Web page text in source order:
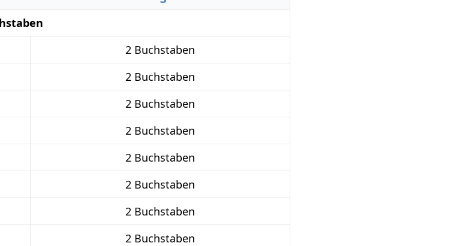
2 Buchstaben
2 Buchstaben
2 Buchstaben
2 Buchstaben
2 Buchstaben
2 Buchstaben
2 Buchstaben
2 Buchstaben